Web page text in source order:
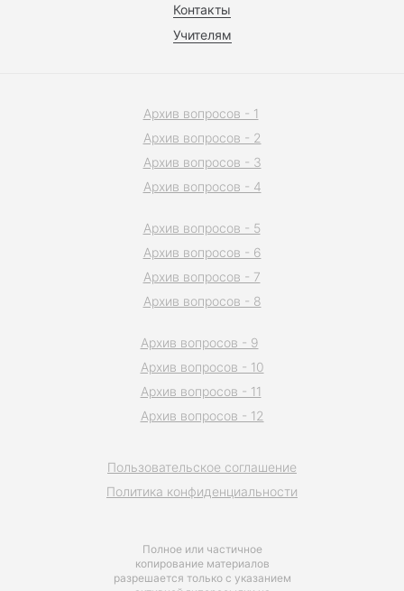
Контакты
Учителям
Полное или частичное
копирование материалов
разрешается только с указанием
Пользовательское соглашение
Политика конфиденциальности
Архив вопросов - 1
Архив вопросов - 2
Архив вопросов - 3
Архив вопросов - 4
Архив вопросов - 5
Архив вопросов - 6
Архив вопросов - 7
Архив вопросов - 8
Архив вопросов - 9
Архив вопросов - 10
Архив вопросов - 11
Архив вопросов - 12